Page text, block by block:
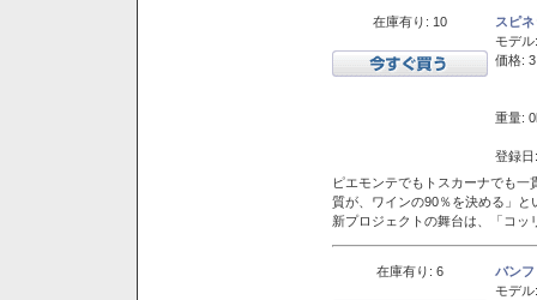
在庫有り: 10
スピ
モデル:
価格:
重量:
登録
ピエモンテでもトスカーナでも
質が、ワインの90％を決める」
新プロジェクトの舞台は、「コ
在庫有り: 6
バン
モデル: